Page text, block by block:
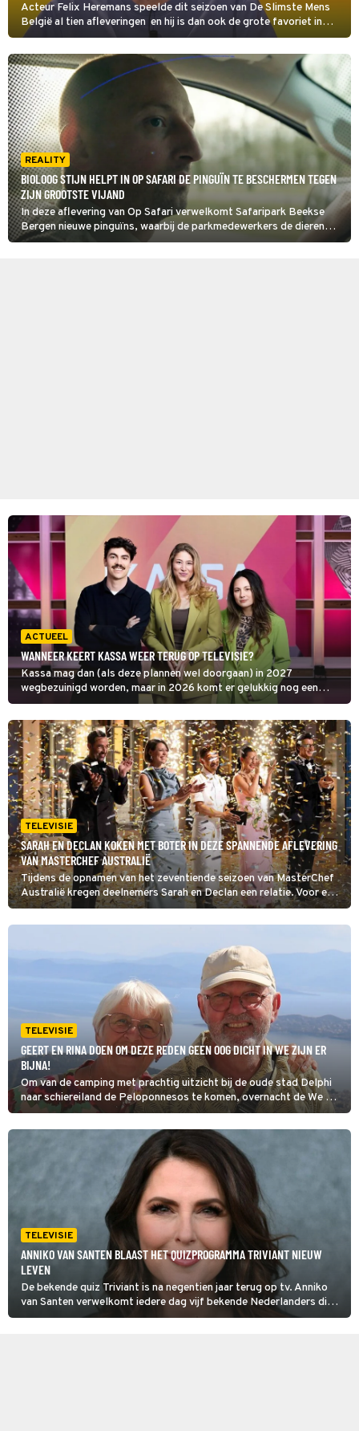
Acteur Felix Heremans speelde dit seizoen van De Slimste Mens
België al tien afleveringen en hij is dan ook de grote favoriet in
deze seizoensfinale. En er is Nederlandse inbreng, want komiek
Soundos El Ahmadi neemt plaats aan de jurytafel.
REALITY
BIOLOOG STIJN HELPT IN OP SAFARI DE PINGUÏN TE BESCHERMEN TEGEN
ZIJN GROOTSTE VIJAND
In deze aflevering van Op Safari verwelkomt Safaripark Beekse
Bergen nieuwe pinguïns, waarbij de parkmedewerkers de dieren
moeten beschermen tegen muggen omdat de insecten
ACTUEEL
WANNEER KEERT KASSA WEER TERUG OP TELEVISIE?
Kassa mag dan (als deze plannen wel doorgaan) in 2027
wegbezuinigd worden, maar in 2026 komt er gelukkig nog een
vervolg. We weten zelfs wanneer het consumentenprogramma van
BNNVARA weer op televisie te zien is.
TELEVISIE
SARAH EN DECLAN KOKEN MET BOTER IN DEZE SPANNENDE AFLEVERING
VAN MASTERCHEF AUSTRALIË
Tijdens de opnamen van het zeventiende seizoen van MasterChef
Australië kregen deelnemers Sarah en Declan een relatie. Voor een
van hen is het kookavontuur misschien afgelopen na deze
eliminatieronde waarin boter de hoofdrol speelt. (HH)
TELEVISIE
GEERT EN RINA DOEN OM DEZE REDEN GEEN OOG DICHT IN WE ZIJN ER
BIJNA!
Om van de camping met prachtig uitzicht bij de oude stad Delphi
naar schiereiland de Peloponnesos te komen, overnacht de We Zijn
er Bijna!-kampeergroep op een camping in Athene langs de
snelweg. Vooral Geert en Rina doen geen oog dicht.
TELEVISIE
ANNIKO VAN SANTEN BLAAST HET QUIZPROGRAMMA TRIVIANT NIEUW
LEVEN
De bekende quiz Triviant is na negentien jaar terug op tv. Anniko
van Santen verwelkomt iedere dag vijf bekende Nederlanders die
vragen beantwoorden in verschillende categorieën. De beste